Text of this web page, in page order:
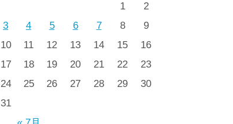
1
2
3
4 5 6 7 8
9
10
11 12 13 14 15
16
17
18 19 20 21 22
23
24
25 26 27 28 29
30
31